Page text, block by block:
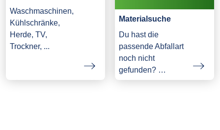
Waschmaschinen,
Kühlschränke,
Herde, TV,
Trockner, ...
Materialsuche
Du hast die
passende Abfallart
noch nicht
gefunden? …